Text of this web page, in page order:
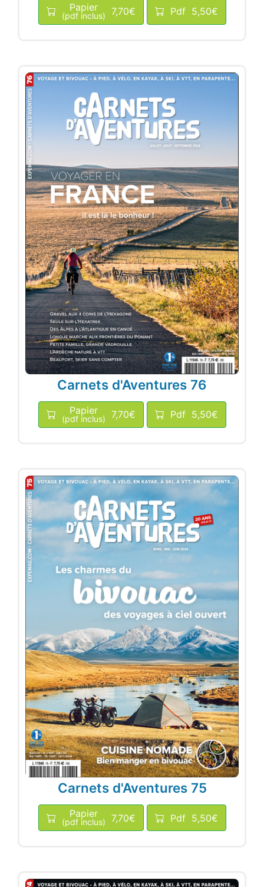
Papier
(pdf inclus) 7,70€ Pdf 5,50€
Carnets d'Aventures 76
Papier
(pdf inclus) 7,70€ Pdf 5,50€
Carnets d'Aventures 75
Papier
(pdf inclus) 7,70€ Pdf 5,50€